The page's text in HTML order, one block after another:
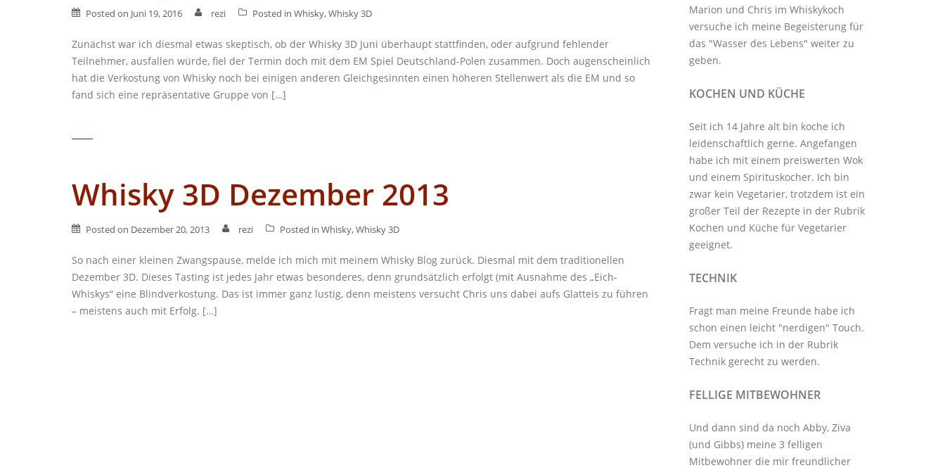
Posted on Juni 19, 2016 rezi Posted in Whisky,Whisky 3D
Zunächst war ich diesmal etwas skeptisch, ob der Whisky 3D Juni überhaupt stattfinden, oder aufgrund fehlender
Teilnehmer, ausfallen würde, fiel der Termin doch mit dem EM Spiel Deutschland-Polen zusammen. Doch augenscheinlich
hat die Verkostung von Whisky noch bei einigen anderen Gleichgesinnten einen höheren Stellenwert als die EM und so
fand sich eine repräsentative Gruppe von […]
Whisky 3D Dezember 2013
Posted on Dezember 20, 2013 rezi Posted in Whisky,Whisky 3D
So nach einer kleinen Zwangspause, melde ich mich mit meinem Whisky Blog zurück. Diesmal mit dem traditionellen
Dezember 3D. Dieses Tasting ist jedes Jahr etwas besonderes, denn grundsätzlich erfolgt (mit Ausnahme des „Eich-
Whiskys“ eine Blindverkostung. Das ist immer ganz lustig, denn meistens versucht Chris uns dabei aufs Glatteis zu führen
– meistens auch mit Erfolg. […]
Marion und Chris im Whiskykoch
versuche ich meine Begeisterung für
das "Wasser des Lebens" weiter zu
geben.
KOCHEN UND KÜCHE
Seit ich 14 Jahre alt bin koche ich
leidenschaftlich gerne. Angefangen
habe ich mit einem preiswerten Wok
und einem Spirituskocher. Ich bin
zwar kein Vegetarier, trotzdem ist ein
großer Teil der Rezepte in der Rubrik
Kochen und Küche für Vegetarier
geeignet.
TECHNIK
Fragt man meine Freunde habe ich
schon einen leicht "nerdigen" Touch.
Dem versuche ich in der Rubrik
Technikgerecht zu werden.
FELLIGE MITBEWOHNER
Und dann sind da noch Abby, Ziva
(und Gibbs) meine 3 felligen
Mitbewohnerdie mir freundlicher